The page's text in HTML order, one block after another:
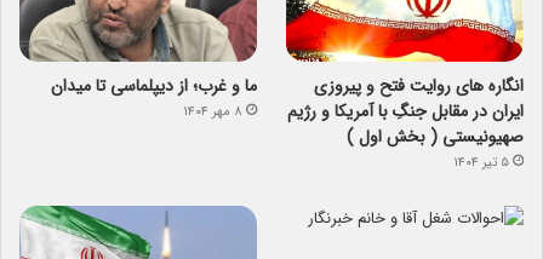
انگاره های روایت فتح و پیروزی
ایران در مقابل جنگِ با آمریکا و رژیم
صهیونیستی ( بخش اول )
۵ تیر ۱۴۰۴
ما و غرب؛ از دیپلماسی تا میدان
۸ مهر ۱۴۰۴